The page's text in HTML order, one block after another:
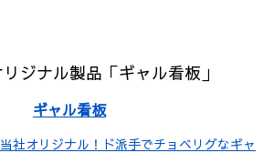
ジナル製品「ギャル看板」
ギャル看板
社オリジナル！ド派手でチョベリグなギャ